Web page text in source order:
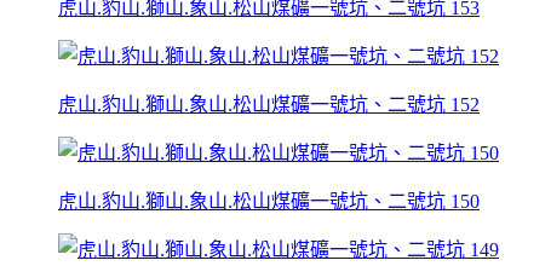
虎山.豹山.獅山.象山.松山煤礦一號坑、二號坑 153
虎山.豹山.獅山.象山.松山煤礦一號坑、二號坑 152
虎山.豹山.獅山.象山.松山煤礦一號坑、二號坑 150